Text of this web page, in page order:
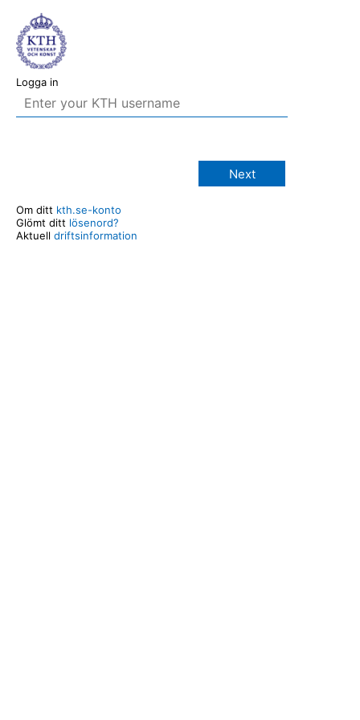
Logga in
Next
Om ditt kth.se-konto
Glömt ditt lösenord?
Aktuell driftsinformation